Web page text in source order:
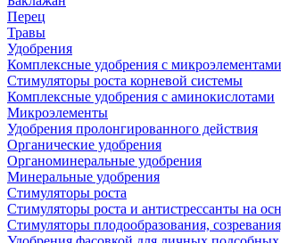
Перец
Травы
Удобрения
Комплексные удобрения с микроэлементами
Стимуляторы роста корневой системы
Комплексные удобрения с аминокислотами
Микроэлементы
Удобрения пролонгированного действия
Органические удобрения
Органоминеральные удобрения
Минеральные удобрения
Стимуляторы роста
Стимуляторы роста и антистрессанты на
Стимуляторы плодообразования,